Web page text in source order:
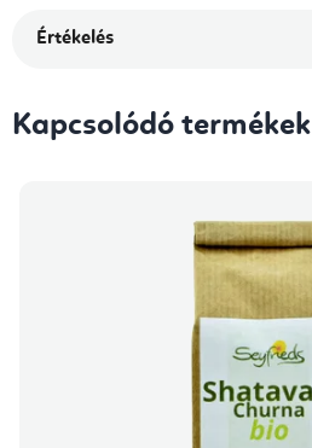
Értékelés
Kapcsolódó termékek